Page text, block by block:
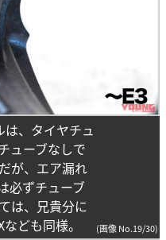
は、タイヤチュ
ューブなしで
が、エア漏れ
必ずチューブ
は、兄貴分に
ども同様。
(画像 No.19/30)